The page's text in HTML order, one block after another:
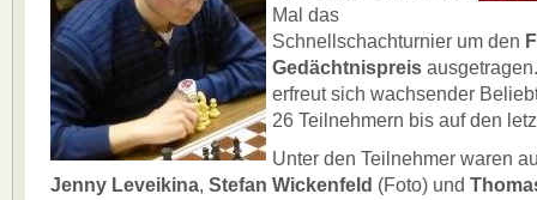
Mal das
Schnellschachturnier um den
Gedächtnispreis
erfreut sich wachsender
26 Teilnehmern bis auf den
Unter den Teilnehmer waren
Jenny Leveikina, Stefan Wickenfeld (Foto) und